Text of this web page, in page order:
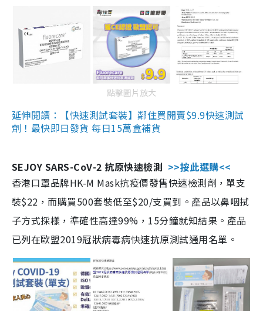
點擊圖片放大
延伸閱讀：【快速測試套裝】鄰住買開賣$9.9快速測試
劑！最快即日發貨 每日15萬盒補貨
SEJOY SARS-CoV-2 抗原快速檢測 >>按此選購<<
香港口罩品牌HK-M Mask抗疫價發售快速檢測劑，單支
裝$22，而購買500套裝低至$20/支買到。產品以鼻咽拭
子方式採樣，準確性高達99%，15分鐘就知結果。產品
已列在歐盟2019冠狀病毒病快速抗原測試通用名單。